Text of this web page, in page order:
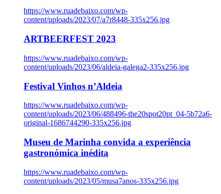
https://www.ruadebaixo.com/wp-
content/uploads/2023/07/a7r8448-335x256.jpg
ARTBEERFEST 2023
https://www.ruadebaixo.com/wp-
content/uploads/2023/06/aldeia-galega2-335x256.jpg
Festival Vinhos n’Aldeia
https://www.ruadebaixo.com/wp-
content/uploads/2023/06/488496-the20spot20pt_04-5b72a6-
original-1686744290-335x256.jpg
Museu de Marinha convida a experiência
gastronómica inédita
https://www.ruadebaixo.com/wp-
content/uploads/2023/05/musa7anos-335x256.jpg